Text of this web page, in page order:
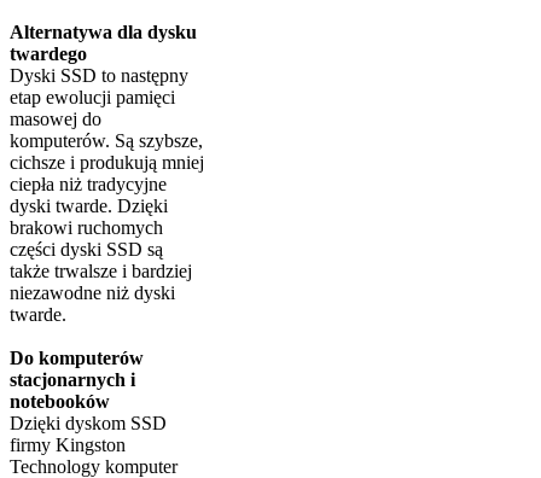
Alternatywa dla dysku
twardego
Dyski SSD to następny
etap ewolucji pamięci
masowej do
komputerów. Są szybsze,
cichsze i produkują mniej
ciepła niż tradycyjne
dyski twarde. Dzięki
brakowi ruchomych
części dyski SSD są
także trwalsze i bardziej
niezawodne niż dyski
twarde.
Do komputerów
stacjonarnych i
notebooków
Dzięki dyskom SSD
firmy Kingston
Technology komputer